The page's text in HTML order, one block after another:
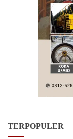
TERPOPULER